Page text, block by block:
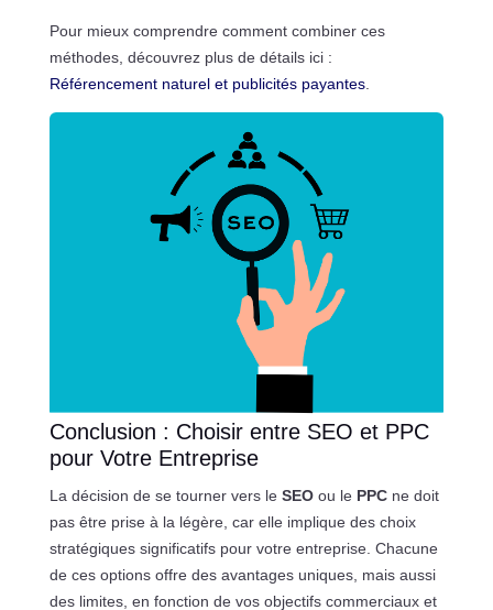
Pour mieux comprendre comment combiner ces
méthodes, découvrez plus de détails ici :
Référencement naturel et publicités payantes.
Conclusion : Choisir entre SEO et PPC
pour Votre Entreprise
La décision de se tourner vers le SEOou le PPCne doit
pas être prise à la légère, car elle implique des choix
stratégiques significatifs pour votre entreprise. Chacune
de ces options offre des avantages uniques, mais aussi
des limites, en fonction de vos objectifs commerciaux et